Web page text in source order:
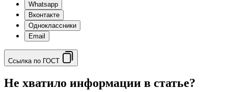
Whatsapp
Вконтакте
Одноклассники
Email
Ссылка по ГОСТ
Не хватило информации в статье?